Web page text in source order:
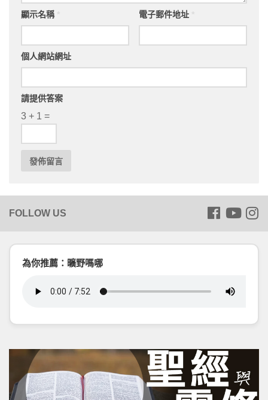
顯示名稱 電子郵件地址
個人網站網址
請提供答案
3 + 1 =
為你推薦：曠野嗎哪